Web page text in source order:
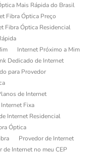
Mais Rápida do Brasil
Fibra Óptica Preço
Fibra Óptica Residencial
Internet Próximo a Mim
Dedicado de Internet
para Provedor
de Internet
Fixa
Internet Residencial
Óptica
Provedor de Internet
de Internet no meu CEP